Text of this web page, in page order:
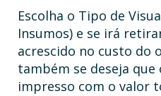
Escolha o Tipo de
Insumos) e se irá
acrescido no custo do
também se deseja
impresso com o valor